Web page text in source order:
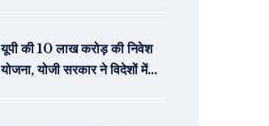
यूपी की 10 लाख करोड़ की निवेश
योजना, योजी सरकार ने विदेशों में